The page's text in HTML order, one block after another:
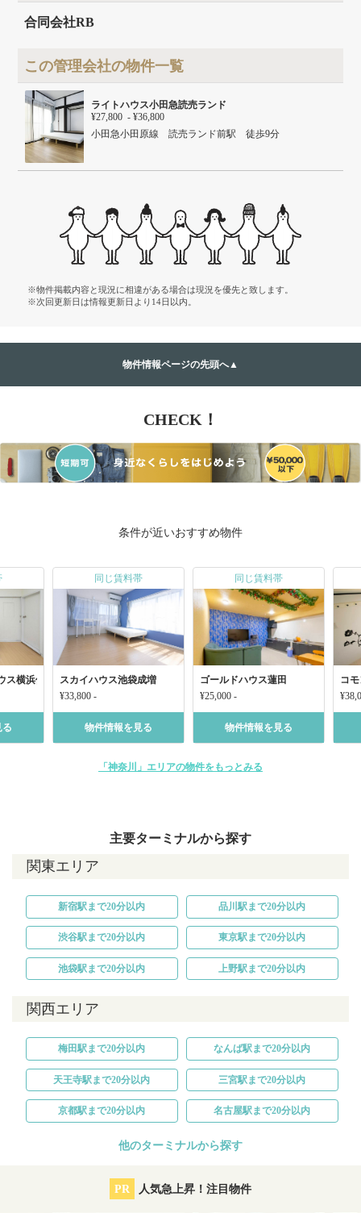
合同会社RB
この管理会社の物件一覧
ライトハウス小田急読売ランド
¥27,800 - ¥36,800
小田急小田原線 読売ランド前駅 徒歩9分
※物件掲載内容と現況に相違がある場合は現況を優先と致します。
※次回更新日は情報更新日より14日以内。
物件情報ページの先頭へ▲
CHECK！
条件が近いおすすめ物件
ス横浜保土ヶ谷
る
同じ賃料帯
スカイハウス池袋成増
¥33,800 -
物件情報を見る
同じ賃料帯
ゴールドハウス蓮田
¥25,000 -
物件情報を見る
コ
「神奈川」エリアの物件をもっとみる
主要ターミナルから探す
関東エリア
新宿駅まで20分以内 品川駅まで20分以内
渋谷駅まで20分以内 東京駅まで20分以内
池袋駅まで20分以内 上野駅まで20分以内
関西エリア
梅田駅まで20分以内 なんば駅まで20分以内
天王寺駅まで20分以内 三宮駅まで20分以内
京都駅まで20分以内 名古屋駅まで20分以内
他のターミナルから探す
PR 人気急上昇！注目物件